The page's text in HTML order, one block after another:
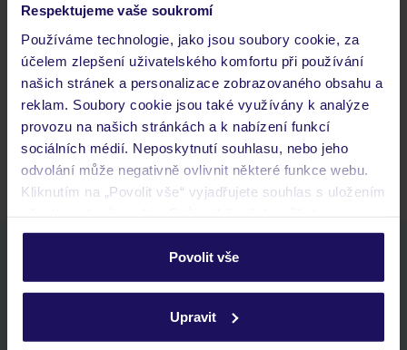
Respektujeme vaše soukromí
Používáme technologie, jako jsou soubory cookie, za
účelem zlepšení uživatelského komfortu při používání
našich stránek a personalizace zobrazovaného obsahu a
reklam. Soubory cookie jsou také využívány k analýze
provozu na našich stránkách a k nabízení funkcí
sociálních médií. Neposkytnutí souhlasu, nebo jeho
odvolání může negativně ovlivnit některé funkce webu.
Kliknutím na „Povolit vše“ vyjadřujete souhlas s uložením
personalizovat v sekci „Personalizace“.
Podrobné informace o souborech cookie naleznete v
ochrany osobních údajů.
Povolit vše
Upravit
Jaké doklady jsou potřebné při cestování?
Budeme ubytováni ihned po příjezdu do hotelu?
Kam jít po přistání a vyzvednutí zavazadel?
Zobrazit další
Stáhněte si bezplatnou aplikaci TUI
seznam oblíbených nabídek a možnost jejich sdílení
historie vyhledávání a naposledy zobrazené nabídky
kontakt s TUI a všechny informace o tvé rezervaci v myTUI